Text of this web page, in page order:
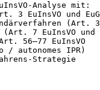
Analyse mit:
3 EuInsVO und
(Art.
7 EuInsVO und
56–77 EuInsVO
/ autonomes IPR)
Strategie